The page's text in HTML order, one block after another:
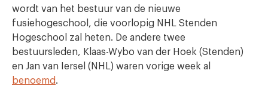
wordt van het bestuur van de nieuwe
fusiehogeschool, die voorlopig NHL Stenden
Hogeschool zal heten. De andere twee
bestuursleden, Klaas-Wybo van der Hoek (Stenden)
en Jan van Iersel (NHL) waren vorige week al
benoemd.